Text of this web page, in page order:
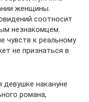
женщины.
соотносит
незнакомцем.
чувств к реальному
не признаться в
девушке накануне
романа,